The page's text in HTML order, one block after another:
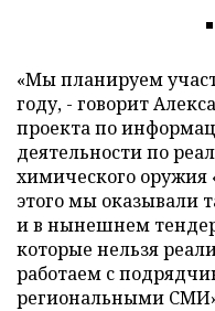
«Мы планируем
году, - говорит
проекта по
деятельности по
химического оружия
этого мы оказывали
и в нынешнем
которые нельзя
работаем с
региональными